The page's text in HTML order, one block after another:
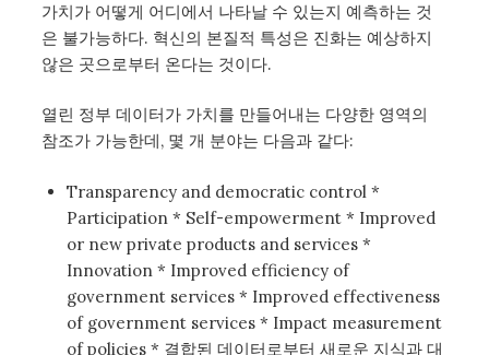
가치가 어떻게 어디에서 나타날 수 있는지 예측하는 것
은 불가능하다. 혁신의 본질적 특성은 진화는 예상하지
않은 곳으로부터 온다는 것이다.
열린 정부 데이터가 가치를 만들어내는 다양한 영역의
참조가 가능한데, 몇 개 분야는 다음과 같다:
Transparency and democratic control *
Participation * Self-empowerment * Improved
or new private products and services *
Innovation * Improved efficiency of
government services * Improved effectiveness
of government services * Impact measurement
of policies * 결합된 데이터로부터 새로운 지식과 대